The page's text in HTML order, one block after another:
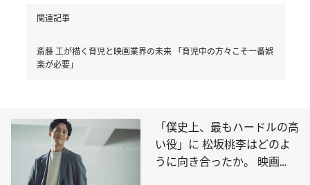
関連記事
斎藤 工が描く育児と映画業界の未来 「育児中の方々こそ一番娯
楽が必要」
「僕史上、最もハードルの高
い役」に 松坂桃李はどのよ
うに向き合ったか。 映画